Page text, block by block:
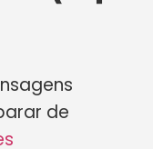
de